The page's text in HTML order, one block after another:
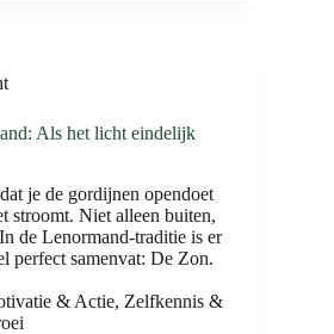
Als het licht eindelijk
je de gordijnen opendoet
stroomt. Niet alleen buiten,
de Lenormand-traditie is er
perfect samenvat: De Zon.
& Actie, Zelfkennis &